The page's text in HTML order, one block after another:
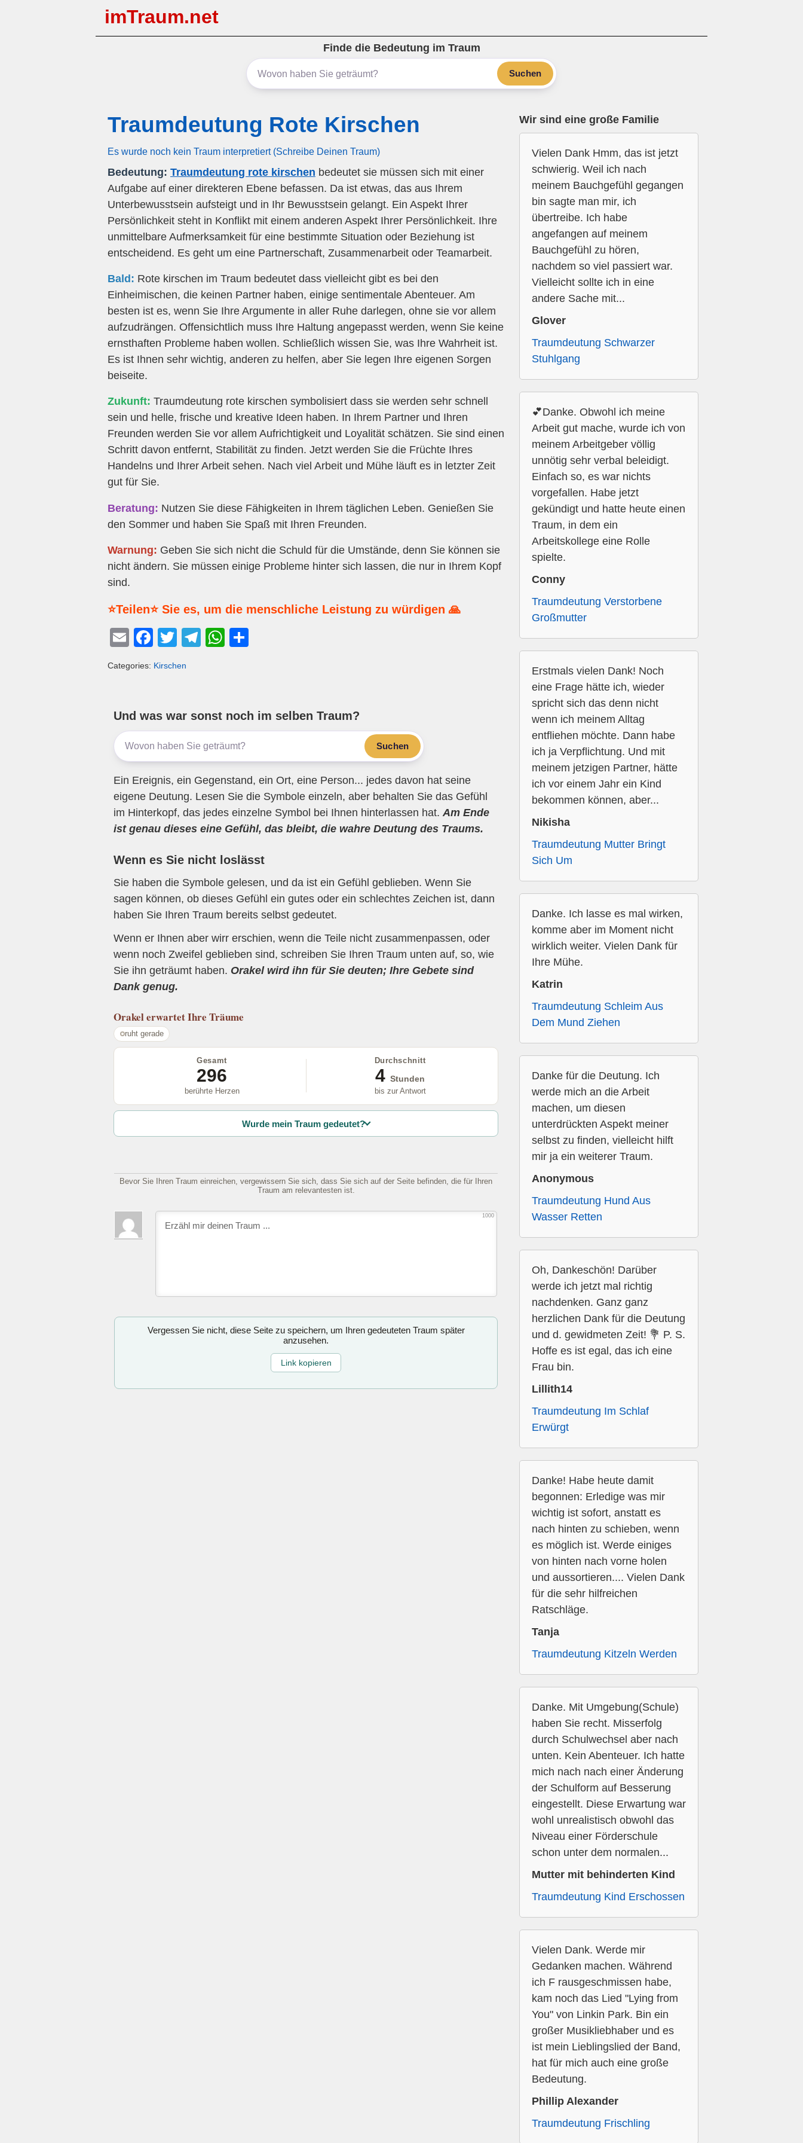
imTraum.net
Finde die Bedeutung im Traum
Suchen
Traumdeutung Rote Kirschen
Es wurde noch kein Traum interpretiert (Schreibe Deinen Traum)
Bedeutung: Traumdeutung rote kirschen bedeutet sie müssen sich mit einer
Aufgabe auf einer direkteren Ebene befassen. Da ist etwas, das aus Ihrem
Unterbewusstsein aufsteigt und in Ihr Bewusstsein gelangt. Ein Aspekt Ihrer
Persönlichkeit steht in Konflikt mit einem anderen Aspekt Ihrer Persönlichkeit. Ihre
unmittelbare Aufmerksamkeit für eine bestimmte Situation oder Beziehung ist
entscheidend. Es geht um eine Partnerschaft, Zusammenarbeit oder Teamarbeit.
Bald: Rote kirschen im Traum bedeutet dass vielleicht gibt es bei den
Einheimischen, die keinen Partner haben, einige sentimentale Abenteuer. Am
besten ist es, wenn Sie Ihre Argumente in aller Ruhe darlegen, ohne sie vor allem
aufzudrängen. Offensichtlich muss Ihre Haltung angepasst werden, wenn Sie keine
ernsthaften Probleme haben wollen. Schließlich wissen Sie, was Ihre Wahrheit ist.
Es ist Ihnen sehr wichtig, anderen zu helfen, aber Sie legen Ihre eigenen Sorgen
beiseite.
Zukunft: Traumdeutung rote kirschen symbolisiert dass sie werden sehr schnell
sein und helle, frische und kreative Ideen haben. In Ihrem Partner und Ihren
Freunden werden Sie vor allem Aufrichtigkeit und Loyalität schätzen. Sie sind einen
Schritt davon entfernt, Stabilität zu finden. Jetzt werden Sie die Früchte Ihres
Handelns und Ihrer Arbeit sehen. Nach viel Arbeit und Mühe läuft es in letzter Zeit
gut für Sie.
Beratung: Nutzen Sie diese Fähigkeiten in Ihrem täglichen Leben. Genießen Sie
den Sommer und haben Sie Spaß mit Ihren Freunden.
Warnung: Geben Sie sich nicht die Schuld für die Umstände, denn Sie können sie
nicht ändern. Sie müssen einige Probleme hinter sich lassen, die nur in Ihrem Kopf
sind.
⭐Teilen⭐ Sie es, um die menschliche Leistung zu würdigen 🙏
E
ail
F
c
b
o
o
T
tt
T
a
m
W
A
p
p
Categories: Kirschen
Und was war sonst noch im selben Traum?
Suchen
Ein Ereignis, ein Gegenstand, ein Ort, eine Person... jedes davon hat seine
eigene Deutung. Lesen Sie die Symbole einzeln, aber behalten Sie das Gefühl
im Hinterkopf, das jedes einzelne Symbol bei Ihnen hinterlassen hat. Am Ende
ist genau dieses eine Gefühl, das bleibt, die wahre Deutung des Traums.
Wenn es Sie nicht loslässt
Sie haben die Symbole gelesen, und da ist ein Gefühl geblieben. Wenn Sie
sagen können, ob dieses Gefühl ein gutes oder ein schlechtes Zeichen ist, dann
haben Sie Ihren Traum bereits selbst gedeutet.
Wenn er Ihnen aber wirr erschien, wenn die Teile nicht zusammenpassen, oder
wenn noch Zweifel geblieben sind, schreiben Sie Ihren Traum unten auf, so, wie
Sie ihn geträumt haben. Orakel wird ihn für Sie deuten; Ihre Gebete sind
Dank genug.
Orakelerwartet Ihre Träume
ruht gerade
Gesamt
296
berührte Herzen
Durchschnitt
4 Stunden
bis zur Antwort
Wurde mein Traum gedeutet?
Bevor Sie Ihren Traum einreichen, vergewissern Sie sich, dass Sie sich auf der Seite befinden, die für Ihren
Traum am relevantesten ist.
1000
Vergessen Sie nicht, diese Seite zu speichern, um Ihren gedeuteten Traum später
anzusehen.
Link kopieren
Wir sind eine große Familie
Vielen Dank Hmm, das ist jetzt
schwierig. Weil ich nach
meinem Bauchgefühl gegangen
bin sagte man mir, ich
übertreibe. Ich habe
angefangen auf meinem
Bauchgefühl zu hören,
nachdem so viel passiert war.
Vielleicht sollte ich in eine
andere Sache mit...
Glover
Traumdeutung Schwarzer
Stuhlgang
💕Danke. Obwohl ich meine
Arbeit gut mache, wurde ich von
meinem Arbeitgeber völlig
unnötig sehr verbal beleidigt.
Einfach so, es war nichts
vorgefallen. Habe jetzt
gekündigt und hatte heute einen
Traum, in dem ein
Arbeitskollege eine Rolle
spielte.
Conny
Traumdeutung Verstorbene
Großmutter
Erstmals vielen Dank! Noch
eine Frage hätte ich, wieder
spricht sich das denn nicht
wenn ich meinem Alltag
entfliehen möchte. Dann habe
ich ja Verpflichtung. Und mit
meinem jetzigen Partner, hätte
ich vor einem Jahr ein Kind
bekommen können, aber...
Nikisha
Traumdeutung Mutter Bringt
Sich Um
Danke. Ich lasse es mal wirken,
komme aber im Moment nicht
wirklich weiter. Vielen Dank für
Ihre Mühe.
Katrin
Traumdeutung Schleim Aus
Dem Mund Ziehen
Danke für die Deutung. Ich
werde mich an die Arbeit
machen, um diesen
unterdrückten Aspekt meiner
selbst zu finden, vielleicht hilft
mir ja ein weiterer Traum.
Anonymous
Traumdeutung Hund Aus
Wasser Retten
Oh, Dankeschön! Darüber
werde ich jetzt mal richtig
nachdenken. Ganz ganz
herzlichen Dank für die Deutung
und d. gewidmeten Zeit! 💐 P. S.
Hoffe es ist egal, das ich eine
Frau bin.
Lillith14
Traumdeutung Im Schlaf
Erwürgt
Danke! Habe heute damit
begonnen: Erledige was mir
wichtig ist sofort, anstatt es
nach hinten zu schieben, wenn
es möglich ist. Werde einiges
von hinten nach vorne holen
und aussortieren.... Vielen Dank
für die sehr hilfreichen
Ratschläge.
Tanja
Traumdeutung Kitzeln Werden
Danke. Mit Umgebung(Schule)
haben Sie recht. Misserfolg
durch Schulwechsel aber nach
unten. Kein Abenteuer. Ich hatte
mich nach nach einer Änderung
der Schulform auf Besserung
eingestellt. Diese Erwartung war
wohl unrealistisch obwohl das
Niveau einer Förderschule
schon unter dem normalen...
Mutter mit behinderten Kind
Traumdeutung Kind Erschossen
Vielen Dank. Werde mir
Gedanken machen. Während
ich F rausgeschmissen habe,
kam noch das Lied "Lying from
You" von Linkin Park. Bin ein
großer Musikliebhaber und es
ist mein Lieblingslied der Band,
hat für mich auch eine große
Bedeutung.
Phillip Alexander
Traumdeutung Frischling